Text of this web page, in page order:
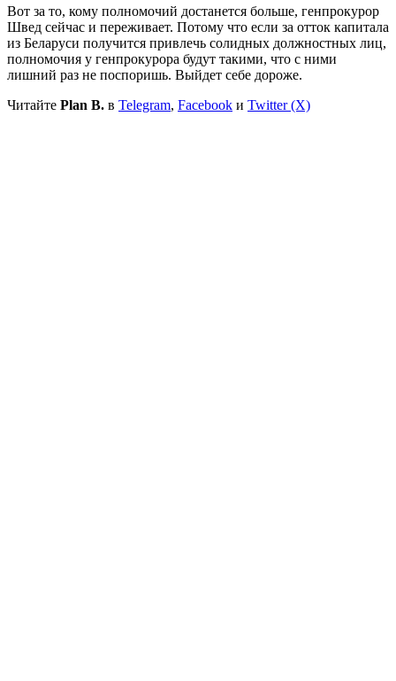
Вот за то, кому полномочий достанется больше, генпрокурор
Швед сейчас и переживает. Потому что если за отток капитала
из Беларуси получится привлечь солидных должностных лиц,
полномочия у генпрокурора будут такими, что с ними
лишний раз не поспоришь. Выйдет себе дороже.
Читайте Plan B. в Telegram, Facebook и Twitter (X)